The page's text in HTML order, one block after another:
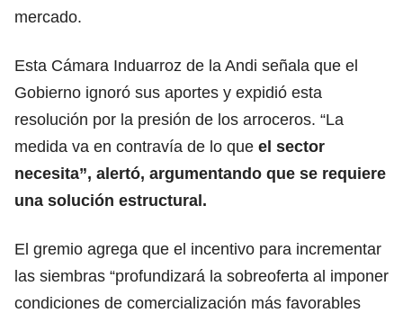
mercado.
Esta Cámara Induarroz de la Andi señala que el
Gobierno ignoró sus aportes y expidió esta
resolución por la presión de los arroceros. “La
medida va en contravía de lo que el sector
necesita”, alertó, argumentando que se requiere
una solución estructural.
El gremio agrega que el incentivo para incrementar
las siembras “profundizará la sobreoferta al imponer
condiciones de comercialización más favorables